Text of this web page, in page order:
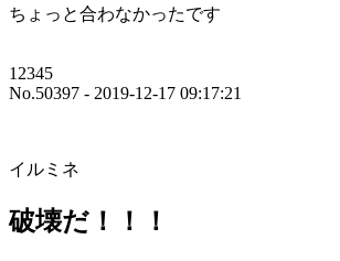
ちょっと合わなかったです
12345
No.50397 - 2019-12-17 09:17:21
イルミネ
破壊だ！！！